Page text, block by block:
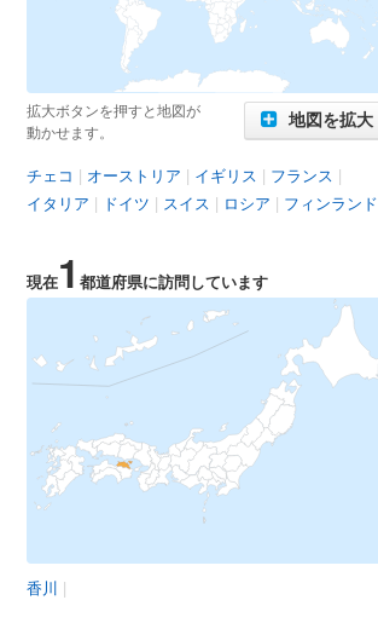
拡大ボタンを押すと地図が
動かせます。
地図を拡大
チェコ | オーストリア | イギリス | フランス |
イタリア | ドイツ | スイス | ロシア | フィンランド
現在1 都道府県に訪問しています
香川 |